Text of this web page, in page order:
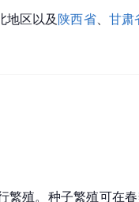
地区以及陕西省、 甘肃
繁殖。种子繁殖可在